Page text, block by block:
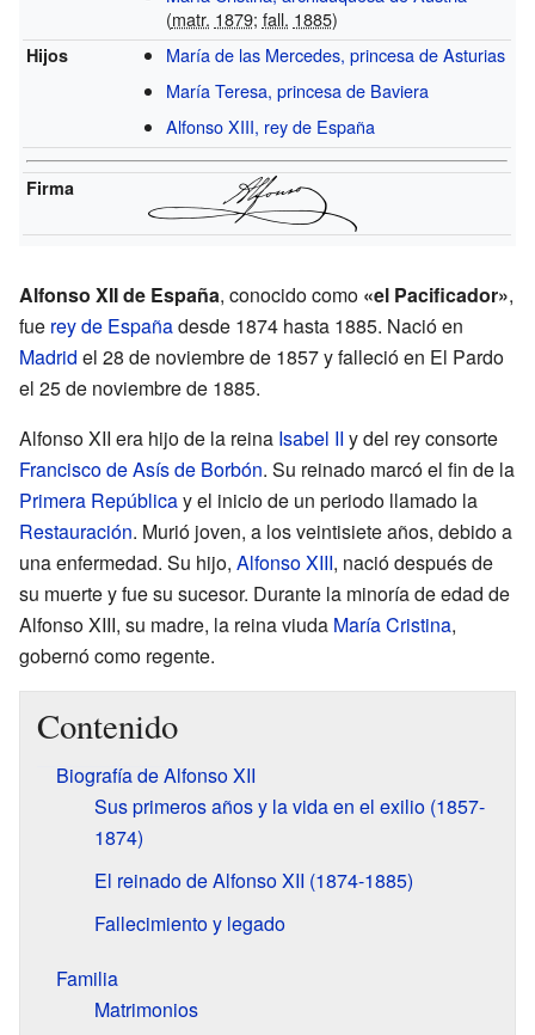
(matr. 1879; fall. 1885)
Hijos
María de las Mercedes, princesa de Asturias
María Teresa, princesa de Baviera
Alfonso XIII, rey de España
Firma
Alfonso XII de España, conocido como «el Pacificador»,
fue rey de Españadesde 1874 hasta 1885. Nació en
Madrid el 28 de noviembre de 1857 y falleció en El Pardo
el 25 de noviembre de 1885.
Alfonso XII era hijo de la reina Isabel II y del rey consorte
Francisco de Asís de Borbón. Su reinado marcó el fin de la
Primera Repúblicay el inicio de un periodo llamado la
Restauración. Murió joven, a los veintisiete años, debido a
una enfermedad. Su hijo, Alfonso XIII, nació después de
su muerte y fue su sucesor. Durante la minoría de edad de
Alfonso XIII, su madre, la reina viuda María Cristina,
gobernó como regente.
Contenido
Biografía de Alfonso XII
Sus primeros años y la vida en el exilio (1857-
1874)
El reinado de Alfonso XII (1874-1885)
Fallecimiento y legado
Familia
Matrimonios